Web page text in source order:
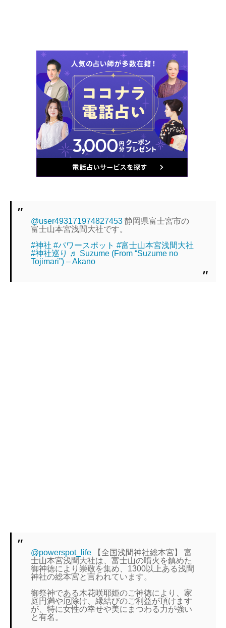
@user493171974827453 静岡県富士宮市の
富士山本宮浅間大社です。
#神社 #パワースポット #富士山本宮浅間大社
#神社巡り ♬ Suzume (From “Suzume no
Tojimari”) – Akano
@powerspot_life 【全国浅間神社総本宮】 富
士山本宮浅間大社は、富士山の噴火を鎮めた
御神徳により崇敬を集め、1300以上ある浅間
神社の総本宮と言われています。
御祭神である木花咲耶姫のご神徳により、家
庭円満や厄除け、縁結びのご利益が頂けます
が、特に女性の幸せや美にまつわる力が強い
と有名。